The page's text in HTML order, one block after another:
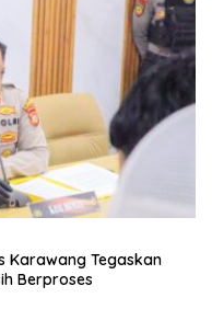
Karawang Tegaskan
Berproses